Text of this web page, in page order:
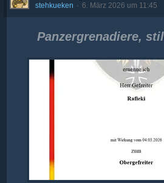
stehkueken 6. März 2026 um 11:45
Panzergrenadiere,